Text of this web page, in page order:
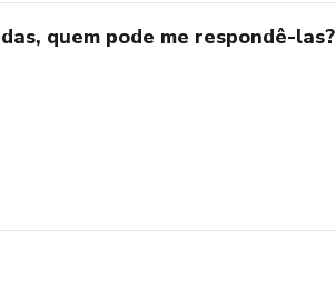
quem pode me respondê-las?